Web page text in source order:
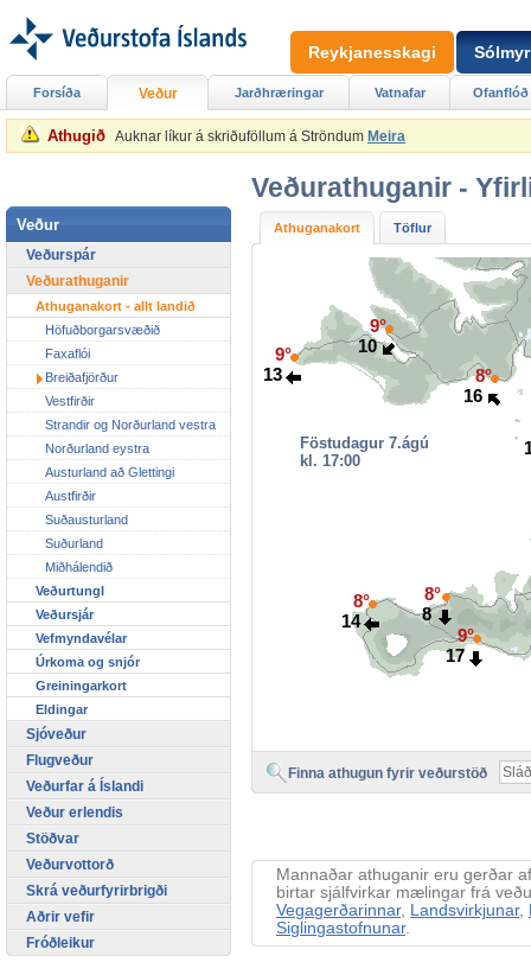
Athugið Auknar líkur á skriðuföllum á Ströndum Meira
Veðurathuganir -
Athuganakort Töflur
Föstudagur 7.ágú
kl. 17:00
9°
17
8°
14
9°
13
9°
10
8°
16
8°
8
Finna athugun fyrir veðurstöð
Mannaðar athuganir eru gerðar
birtar sjálfvirkar mælingar frá
Vegagerðarinnar, Landsvirkjunar,
Siglingastofnunar.
Forsíða Veður Jarðhræringar Vatnafar Ofanflóð
Veður
Veðurspár
Veðurathuganir
Athuganakort - allt landið
Höfuðborgarsvæðið
Faxaflói
Breiðafjörður
Vestfirðir
Strandir og Norðurland vestra
Norðurland eystra
Austurland að Glettingi
Austfirðir
Suðausturland
Suðurland
Miðhálendið
Veðurtungl
Veðursjár
Vefmyndavélar
Úrkoma og snjór
Greiningarkort
Eldingar
Sjóveður
Flugveður
Veðurfar á Íslandi
Veður erlendis
Stöðvar
Veðurvottorð
Skrá veðurfyrirbrigði
Aðrir vefir
Fróðleikur
Reykjanesskagi